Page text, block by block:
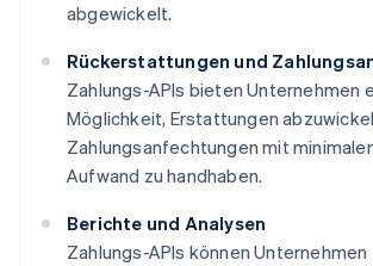
abgewickelt.
Rückerstattungen und
Zahlungs-APIs bieten Unternehmen
Möglichkeit, Erstattungen
Zahlungsanfechtungen mit
Aufwand zu handhaben.
Berichte und Analysen
Zahlungs-APIs können Unternehmen